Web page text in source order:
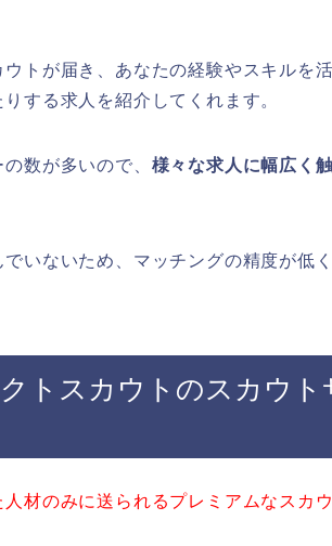
トが届き、あなたの経験やスキルを
する求人を紹介してくれます。
数が多いので、 様々な求人に幅広く
いないため、マッチングの精度が低
トスカウトのスカウ
人材のみに送られるプレミアムなスカ